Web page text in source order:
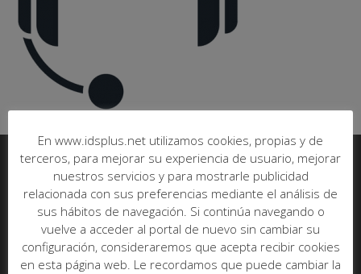
Informática y Desarrollo de Software SL
C/ Poeta Más y Ros, nº7, bajo
46021 - Valencia
Abrir en maps
En www.idsplus.net utilizamos cookies, propias y de
terceros, para mejorar su experiencia de usuario, mejorar
nuestros servicios y para mostrarle publicidad
relacionada con sus preferencias mediante el análisis de
sus hábitos de navegación. Si continúa navegando o
vuelve a acceder al portal de nuevo sin cambiar su
configuración, consideraremos que acepta recibir cookies
en esta página web. Le recordamos que puede cambiar la